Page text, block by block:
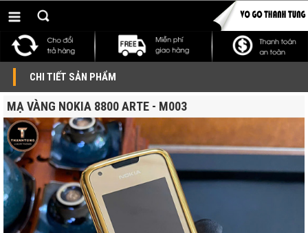
CHI TIẾT SẢN PHẨM
MẠ VÀNG NOKIA 8800 ARTE - M003